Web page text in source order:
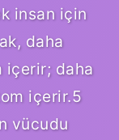
insan için
daha
içerir; daha
içerir.5
vücudu